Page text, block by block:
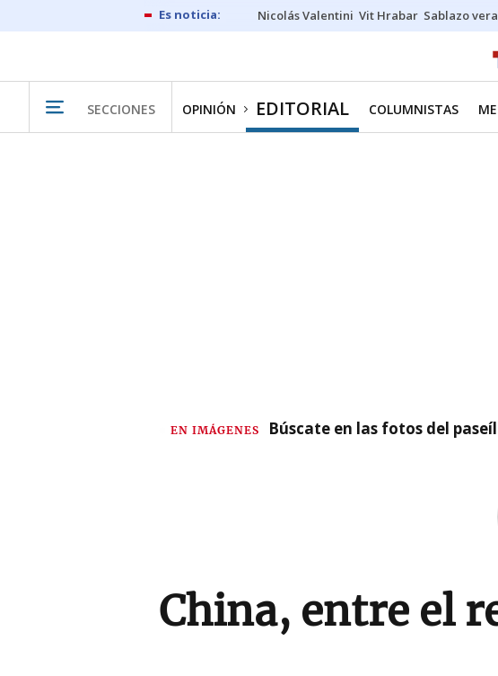
Nicolás Valentini Vit Hrabar Sablazo
SECCIONES OPINIÓN EDITORIAL COLUMNISTAS
EN IMÁGENES Búscate en las fotos del
China, entre el